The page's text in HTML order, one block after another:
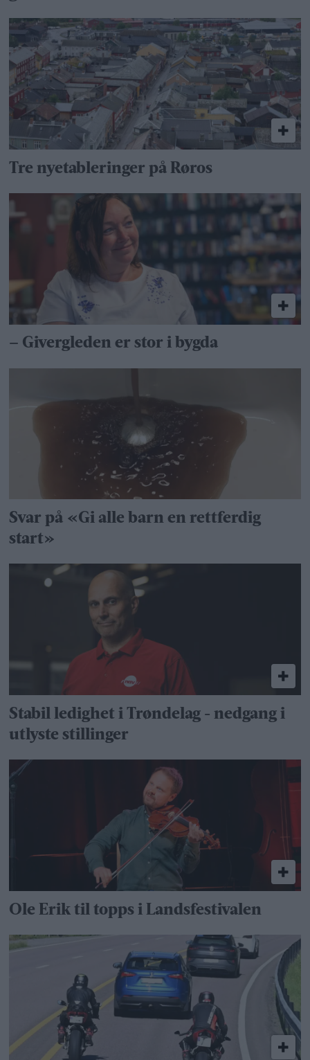
Tre nyetableringer på Røros
– Givergleden er stor i bygda
Svar på «Gi alle barn en rettferdig
start»
Stabil ledighet i Trøndelag - nedgang i
utlyste stillinger
Ole Erik til topps i Landsfestivalen